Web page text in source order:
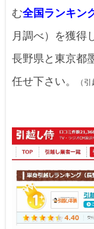
む全国ランキン
月調べ）を獲得
長野県と東京都
任せ下さい。
（